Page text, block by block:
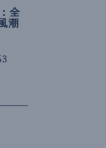
全
潮